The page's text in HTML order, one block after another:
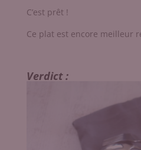
C’est prêt !
Ce plat est encore meilleur
Verdict :